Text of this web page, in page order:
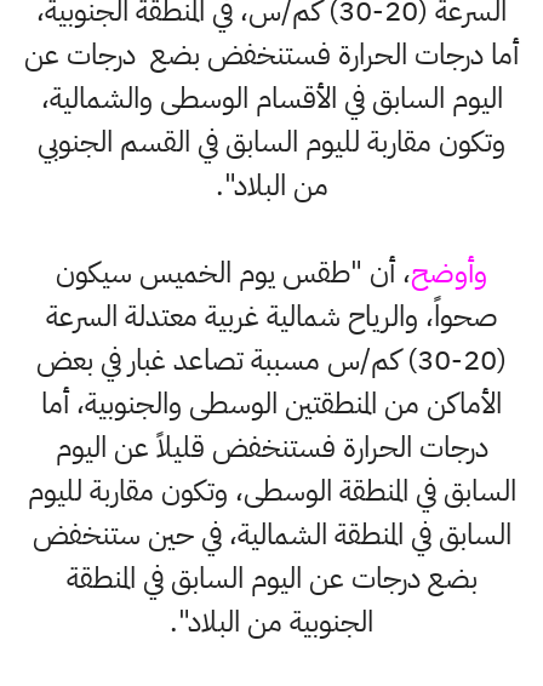
السرعة (20-30) كم/س، في المنطقة الجنوبية،
أما درجات الحرارة فستنخفض بضع درجات عن
اليوم السابق في الأقسام الوسطى والشمالية،
وتكون مقاربة لليوم السابق في القسم الجنوبي
من البلاد".
وأوضح، أن "طقس يوم الخميس سيكون
صحواً، والرياح شمالية غربية معتدلة السرعة
(20-30) كم/س مسببة تصاعد غبار في بعض
الأماكن من المنطقتين الوسطى والجنوبية، أما
درجات الحرارة فستنخفض قليلاً عن اليوم
السابق في المنطقة الوسطى، وتكون مقاربة لليوم
السابق في المنطقة الشمالية، في حين ستنخفض
بضع درجات عن اليوم السابق في المنطقة
الجنوبية من البلاد".